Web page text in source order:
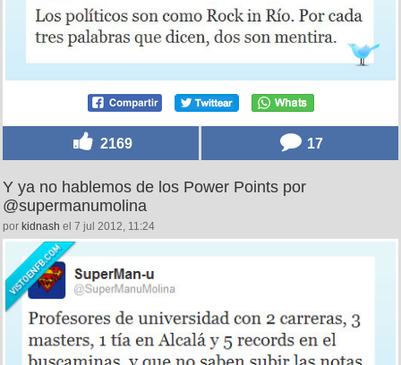
2169 17
Y ya no hablemos de los Power Points por
@supermanumolina
por kidnash el 7 jul 2012, 11:24